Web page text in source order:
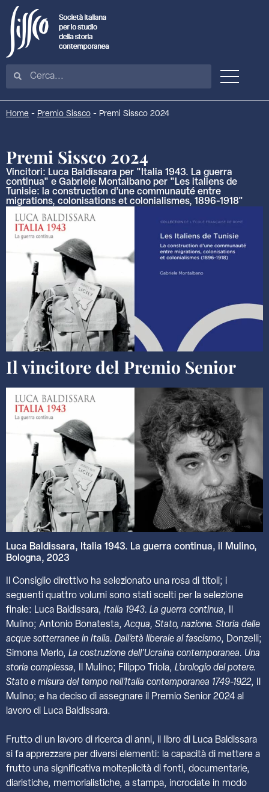
Home - Premio Sissco - Premi Sissco 2024
Premi Sissco 2024
Vincitori: Luca Baldissara per "Italia 1943. La guerra
continua" e Gabriele Montalbano per "Les italiens de
Tunisie: la construction d’une communauté entre
migrations, colonisations et colonialismes, 1896-1918"
Il vincitore del Premio Senior
Luca Baldissara, Italia 1943. La guerra continua, il Mulino,
Bologna, 2023
Il Consiglio direttivo ha selezionato una rosa di titoli; i
seguenti quattro volumi sono stati scelti per la selezione
finale: Luca Baldissara, Italia 1943. La guerra continua, Il
Mulino; Antonio Bonatesta,Acqua, Stato, nazione. Storia delle
acque sotterranee in Italia. Dall’età liberale al fascismo, Donzelli;
Simona Merlo, La costruzione dell’Ucraina contemporanea. Una
storia complessa, Il Mulino; Filippo Triola, L’orologio del potere.
Stato e misura del tempo nell’Italia contemporanea 1749-1922, Il
Mulino; e ha deciso di assegnare il Premio Senior 2024 al
lavoro di Luca Baldissara.
Frutto di un lavoro di ricerca di anni, il libro di Luca Baldissara
si fa apprezzare per diversi elementi: la capacità di mettere a
frutto una significativa molteplicità di fonti, documentarie,
diaristiche, memorialistiche, a stampa, incrociate in modo